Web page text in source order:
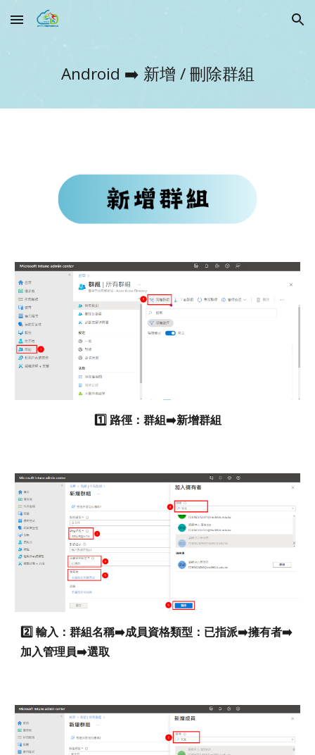
Skip to main content Skip to navigation
Android ➡️ 新增 / 刪除群組
1️⃣ 路徑：群組➡️新增群組
2️⃣ 輸入：群組名稱➡️成員資格類型：已指派➡️擁有者➡️
加入管理員➡️選取